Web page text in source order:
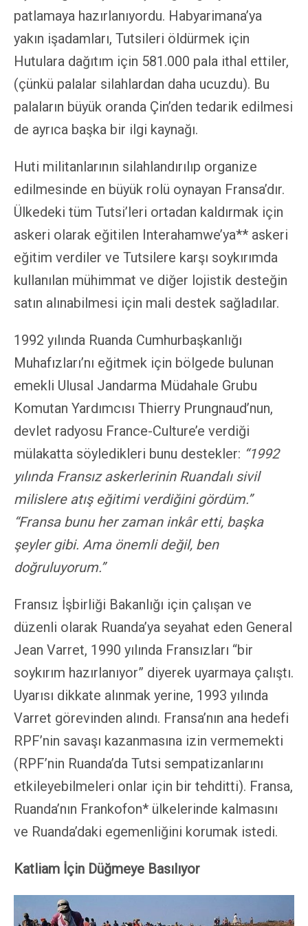
patlamaya hazırlanıyordu. Habyarimana’ya
yakın işadamları, Tutsileri öldürmek için
Hutulara dağıtım için 581.000 pala ithal ettiler,
(çünkü palalar silahlardan daha ucuzdu). Bu
palaların büyük oranda Çin’den tedarik edilmesi
de ayrıca başka bir ilgi kaynağı.
Huti militanlarının silahlandırılıp organize
edilmesinde en büyük rolü oynayan Fransa’dır.
Ülkedeki tüm Tutsi’leri ortadan kaldırmak için
askeri olarak eğitilen Interahamwe’ya** askeri
eğitim verdiler ve Tutsilere karşı soykırımda
kullanılan mühimmat ve diğer lojistik desteğin
satın alınabilmesi için mali destek sağladılar.
1992 yılında Ruanda Cumhurbaşkanlığı
Muhafızları’nı eğitmek için bölgede bulunan
emekli Ulusal Jandarma Müdahale Grubu
Komutan Yardımcısı Thierry Prungnaud’nun,
devlet radyosu France-Culture’e verdiği
mülakatta söyledikleri bunu destekler: “1992
yılında Fransız askerlerinin Ruandalı sivil
milislere atış eğitimi verdiğini gördüm.”
“Fransa bunu her zaman inkâr etti, başka
şeyler gibi. Ama önemli değil, ben
doğruluyorum.”
Fransız İşbirliği Bakanlığı için çalışan ve
düzenli olarak Ruanda’ya seyahat eden General
Jean Varret, 1990 yılında Fransızları “bir
soykırım hazırlanıyor” diyerek uyarmaya çalıştı.
Uyarısı dikkate alınmak yerine, 1993 yılında
Varret görevinden alındı. Fransa’nın ana hedefi
RPF’nin savaşı kazanmasına izin vermemekti
(RPF’nin Ruanda’da Tutsi sempatizanlarını
etkileyebilmeleri onlar için bir tehditti). Fransa,
Ruanda’nın Frankofon* ülkelerinde kalmasını
ve Ruanda’daki egemenliğini korumak istedi.
Katliam İçin Düğmeye Basılıyor